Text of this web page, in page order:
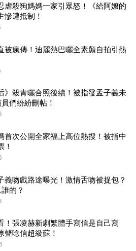
虐殺狗媽媽一家引眾怒！《給阿嬤的
慘遭抵制！
被瘋傳！迪麗熱巴曬全素顏自拍引熱
》殺青曬合照後續！被指發孟子義未
們紛紛刪帖！
首次公開全家福上高位熱搜！被指中
！
義吻戲路途曝光！激情舌吻被捉包？
的？
！張凌赫新劇繁體手寫信是自己寫
聲唸信超級蘇！